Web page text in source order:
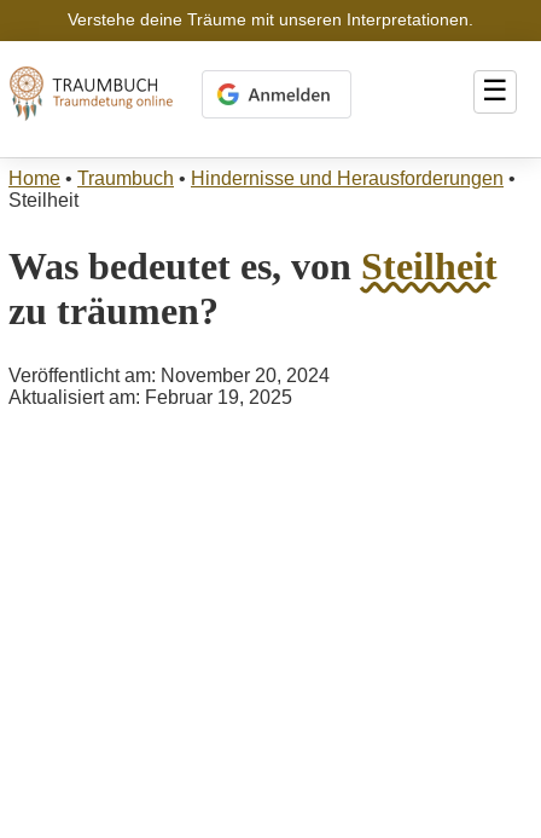
Verstehe deine Träume mit unseren Interpretationen.
☰
Home • Traumbuch • Hindernisse und Herausforderungen •
Steilheit
Was bedeutet es, von Steilheit
zu träumen?
Veröffentlicht am: November 20, 2024
Aktualisiert am: Februar 19, 2025